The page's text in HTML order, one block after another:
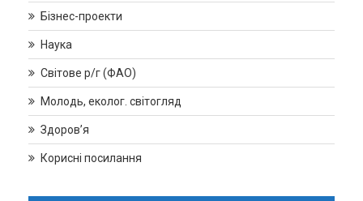
Бізнес-проекти
Наука
Світове р/г (ФАО)
Молодь, еколог. світогляд
Здоров’я
Корисні посилання